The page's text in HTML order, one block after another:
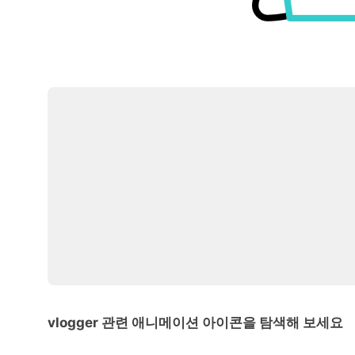
vlogger 관련 애니메이션 아이콘을 탐색해 보세요